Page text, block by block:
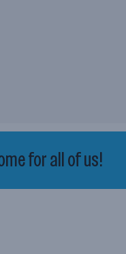
for all of us!